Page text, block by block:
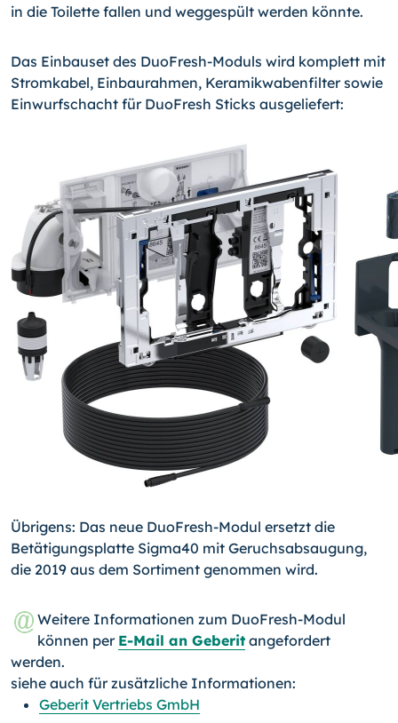
in die Toilette fallen und weggespült werden könnte.
Das Einbauset des DuoFresh-Moduls wird komplett mit
Stromkabel, Einbaurahmen, Keramikwabenfilter sowie
Einwurfschacht für DuoFresh Sticks ausgeliefert:
Übrigens: Das neue DuoFresh-Modul ersetzt die
Betätigungsplatte Sigma40 mit Geruchsabsaugung,
die 2019 aus dem Sortiment genommen wird.
Weitere Informationen zum DuoFresh-Modul
können per E-Mail an Geberit angefordert
werden.
siehe auch für zusätzliche Informationen:
Geberit Vertriebs GmbH